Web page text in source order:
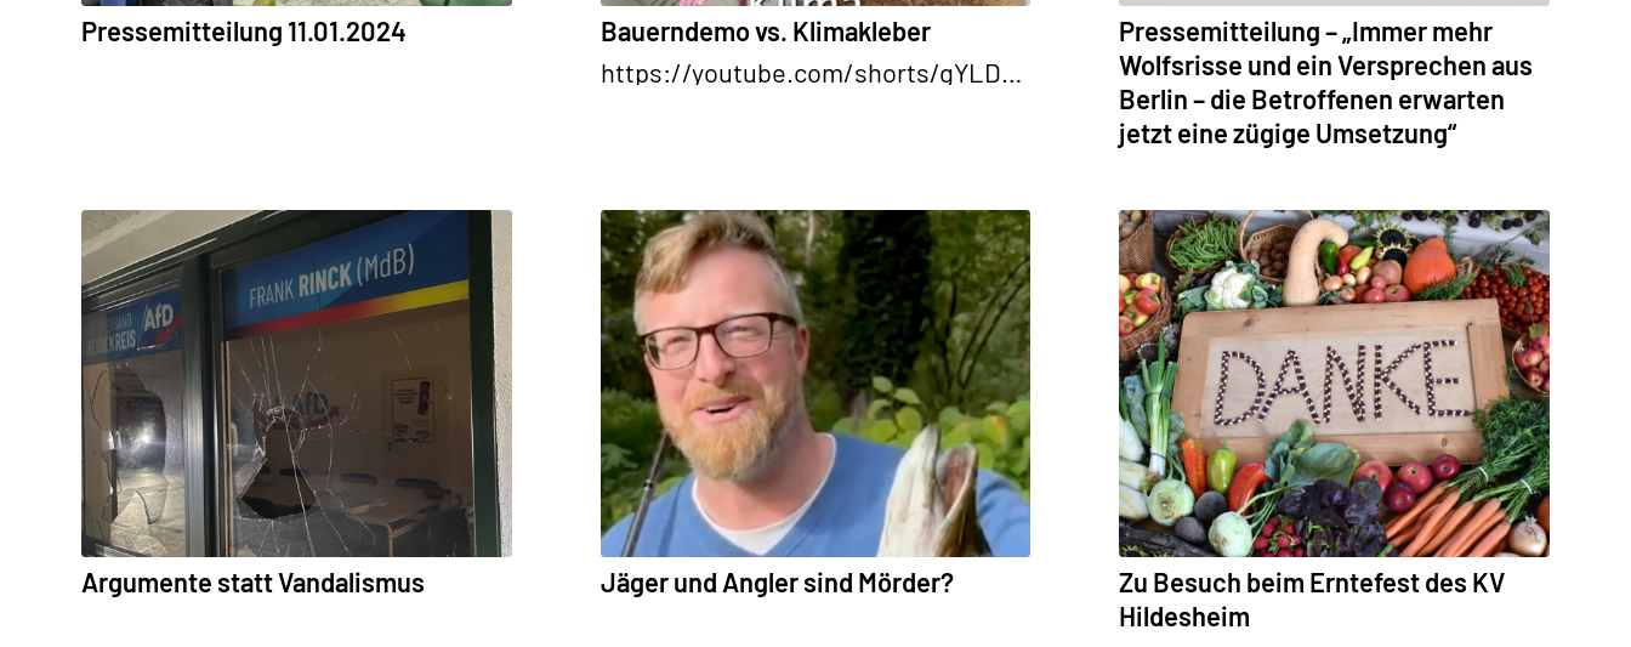
Pressemitteilung 11.01.2024
Bauerndemo vs. Klimakleber
https://youtube.com/shorts/gYLDLXPwjAQ
Pressemitteilung – „Immer mehr
Wolfsrisse und ein Versprechen aus
Berlin – die Betroffenen erwarten
jetzt eine zügige Umsetzung“
Argumente statt Vandalismus Jäger und Angler sind Mörder?
Zu Besuch beim Erntefest des KV
Hildesheim